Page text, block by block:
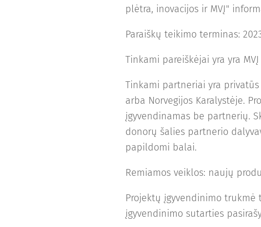
plėtra, inovacijos ir MVĮ"
Paraiškų teikimo terminas:
Tinkami pareiškėjai yra yra
Tinkami partneriai yra
arba Norvegijos Karalystėje.
įgyvendinamas be partnerių.
donorų šalies partnerio
papildomi balai.
Remiamos veiklos: naujų
Projektų įgyvendinimo
įgyvendinimo sutarties